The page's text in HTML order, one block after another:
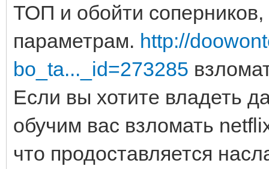
ТОП и обойти соперников,
параметрам. http://
bo_ta..._id=273285
Если вы хотите владеть
обучим вас взломать
что продоставляется